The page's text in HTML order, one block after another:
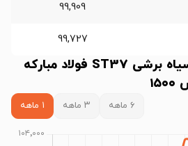
99,909
99,727
نمودار قیمت ورق سیاه برشی ST37 فولاد مبارکه
۶ ماهه ۳ ماهه ۱ ماهه